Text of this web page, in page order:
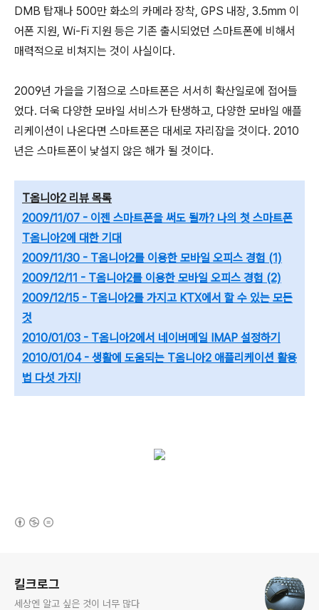
DMB 탑재나 500만 화소의 카메라 장착, GPS 내장, 3.5mm 이
어폰 지원, Wi-Fi 지원 등은 기존 출시되었던 스마트폰에 비해서
매력적으로 비쳐지는 것이 사실이다.
2009년 가을을 기점으로 스마트폰은 서서히 확산일로에 접어들
었다. 더욱 다양한 모바일 서비스가 탄생하고, 다양한 모바일 애플
리케이션이 나온다면 스마트폰은 대세로 자리잡을 것이다. 2010
년은 스마트폰이 낯설지 않은 해가 될 것이다.
T옴니아2 리뷰 목록
2009/11/07 - 이젠 스마트폰을 써도 될까? 나의 첫 스마트폰
T옴니아2에 대한 기대
2009/11/30 - T옴니아2를 이용한 모바일 오피스 경험 (1)
2009/12/11 - T옴니아2를 이용한 모바일 오피스 경험 (2)
2009/12/15 - T옴니아2를 가지고 KTX에서 할 수 있는 모든
것
2010/01/03 - T옴니아2에서 네이버메일 IMAP 설정하기
2010/01/04 - 생활에 도움되는 T옴니아2 애플리케이션 활용
법 다섯 가지!
킬크로그
세상엔 알고 싶은 것이 너무 많다